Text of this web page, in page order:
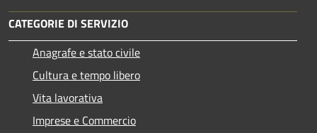
CATEGORIE DI SERVIZIO
Anagrafe e stato civile
Cultura e tempo libero
Vita lavorativa
Imprese e Commercio